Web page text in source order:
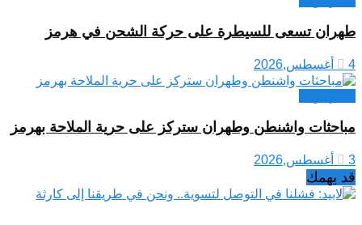
طهران تسعى للسيطرة على حركة الشحن في هرمز
4 أغسطس,2026
مباحثات واشنطن وطهران ستركز على حرية الملاحة بهرمز
3 أغسطس,2026
قد يهمك